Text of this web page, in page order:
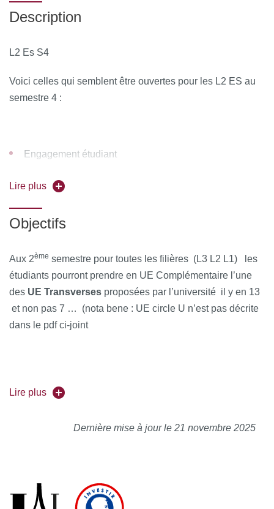
Description
L2 Es S4
Voici celles qui semblent être ouvertes pour les L2 ES au
semestre 4 :
Engagement étudiant
Entreprenariat
Création de site Web 1 et 2
Création graphique
Communication, outils
Photographie numérique
BiodiverCité
Lire plus
Objectifs
Aux 2ème semestre pour toutes les filières (L3 L2 L1) les
étudiants pourront prendre en UE Complémentaire l’une
des UE Transverses proposées par l’université il y en 13
et non pas 7 … (nota bene : UE circle U n’est pas décrite
dans le pdf ci-joint
l’UE SPORT
UE EgalitéS
Lire plus
Dernière mise à jour le 21 novembre 2025